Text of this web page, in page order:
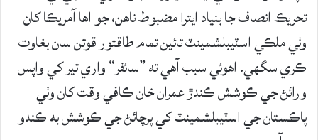
تحريڪ انصاف جا بنياد ايترا مضبوط ناهن، جو اها آمريڪا کان
وٺي ملڪي اسٽيبلشمينٽ تائين تمام طاقتور قوتن سان بغاوت
ڪري سگهي. اهوئي سبب آهي ته ”سائفر“ واري تير کي واپس
ورائڻ جي ڪوشش ڪندڙ عمران خان ڪافي وقت کان وٺي
پاڪستان جي اسٽيبلشمينٽ کي پرچائڻ جي ڪوشش به ڪندو